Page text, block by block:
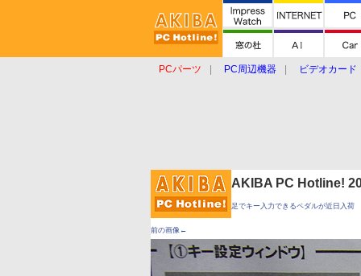
PCパーツ PC周辺機器
ビデオカード
AKIBA PC Hotline!
足でキー入力できるペダルが近日入荷
前の画像←